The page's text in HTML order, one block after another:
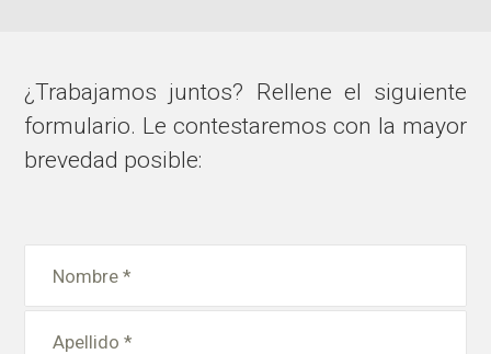
¿Trabajamos juntos? Rellene el siguiente
formulario. Le contestaremos con la mayor
brevedad posible: